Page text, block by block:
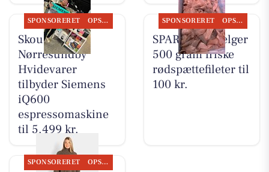
SPONSORERET OPSLAGSTAVLEN
Skousen
Nørresundby
Hvidevarer
tilbyder Siemens
iQ600
espressomaskine
til 5.499 kr.
SPONSORERET OPSLAGSTAVLEN
SPAR Visse sælger
500 gram friske
rødspættefileter til
100 kr.
SPONSORERET OPSLAGSTAVLEN